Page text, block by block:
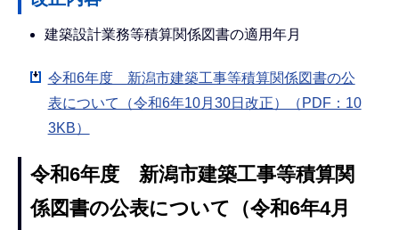
建築設計業務等積算関係図書の適用年月
令和6年度 新潟市建築工事等積算関係図書の公
表について（令和6年10月30日改正）（PDF：10
3KB）
令和6年度 新潟市建築工事等積算関
係図書の公表について（令和6年4月